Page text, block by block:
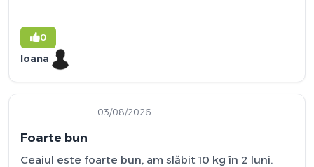
0
Ioana
03/08/2026
Foarte bun
Ceaiul este foarte bun, am slăbit 10 kg în 2 luni.